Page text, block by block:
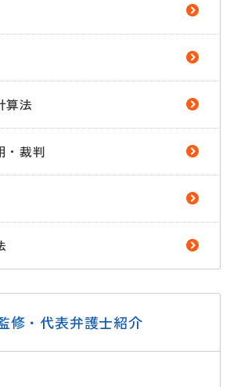
算法
・裁判
修・代表弁護士紹介